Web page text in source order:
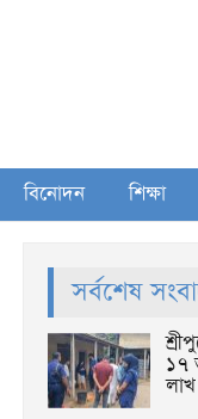
বিনোদন শিক্ষা
সর্বশেষ
১৭